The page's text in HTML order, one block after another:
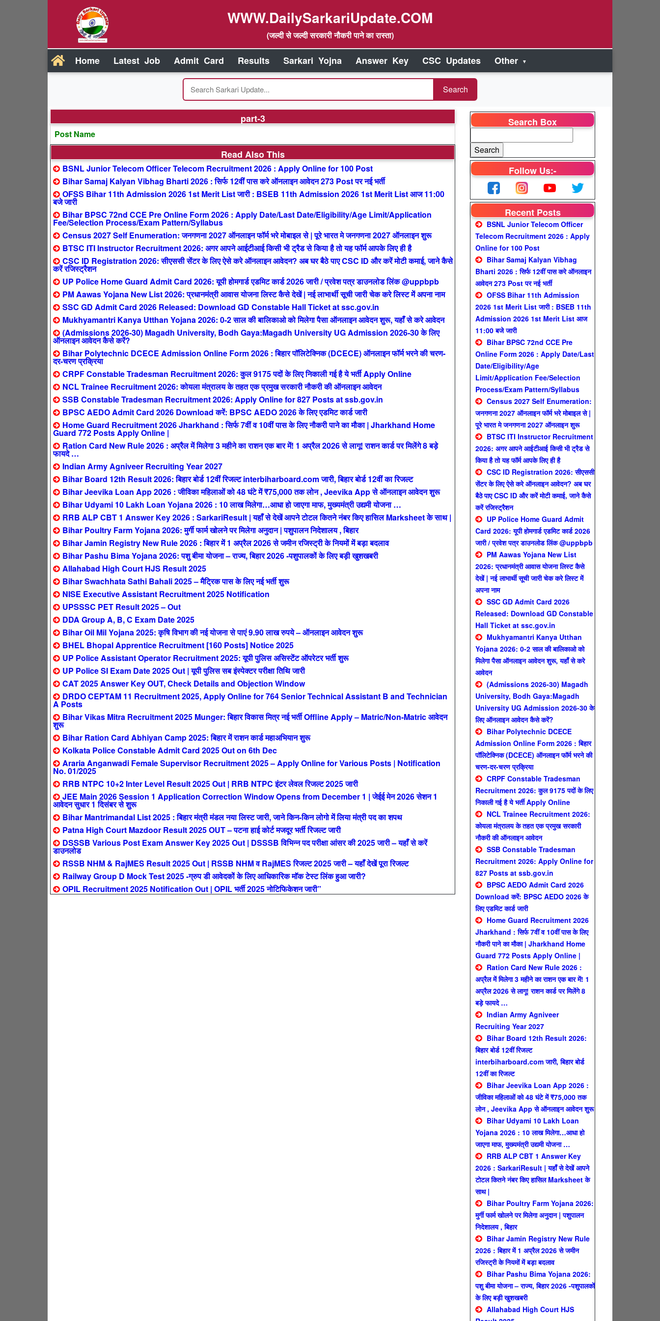
WWW.DailySarkariUpdate.COM
(जल्दी से जल्दी सरकारी नौकरी पाने का रास्ता)
Home Latest Job Admit Card Results Sarkari Yojna Answer Key CSC Updates Other
part-3
Post Name
Read Also This
BSNL Junior Telecom Officer Telecom Recruitment 2026 : Apply Online for 100 Post
Bihar Samaj Kalyan Vibhag Bharti 2026 : सिर्फ 12वीं पास करे ऑनलाइन आवेदन 273 Post पर नई भर्ती
OFSS Bihar 11th Admission 2026 1st Merit List जारी : BSEB 11th Admission 2026 1st Merit List आज 11:00
बजे जारी
Bihar BPSC 72nd CCE Pre Online Form 2026 : Apply Date/Last Date/Eligibility/Age Limit/Application
Fee/Selection Process/Exam Pattern/Syllabus
Census 2027 Self Enumeration: जनगणना 2027 ऑनलाइन फॉर्म भरे मोबाइल से | पूरे भारत मे जनगणना 2027 ऑनलाइन शुरू
BTSC ITI Instructor Recruitment 2026: अगर आपने आईटीआई किसी भी ट्रैड से किया है तो यह फॉर्म आपके लिए ही है
CSC ID Registration 2026: सीएससी सेंटर के लिए ऐसे करे ऑनलाइन आवेदन? अब घर बैठे पाए CSC ID और करें मोटी कमाई, जाने कैसे
करें रजिस्ट्रैशन
UP Police Home Guard Admit Card 2026: यूपी होमगार्ड एडमिट कार्ड 2026 जारी / प्रवेश पत्र डाउनलोड लिंक @uppbpb
PM Aawas Yojana New List 2026: प्रधानमंत्री आवास योजना लिस्ट कैसे देखें | नई लाभार्थी सूची जारी चेक करे लिस्ट में अपना नाम
SSC GD Admit Card 2026 Released: Download GD Constable Hall Ticket at ssc.gov.in
Mukhyamantri Kanya Utthan Yojana 2026: 0-2 साल की बालिकाओ को मिलेगा पैसा ऑनलाइन आवेदन शुरू, यहाँ से करे आवेदन
(Admissions 2026-30) Magadh University, Bodh Gaya:Magadh University UG Admission 2026-30 के लिए
ऑनलाइन आवेदन कैसे करें?
Bihar Polytechnic DCECE Admission Online Form 2026 : बिहार पॉलिटेक्निक (DCECE) ऑनलाइन फॉर्म भरने की चरण-
दर-चरण प्रक्रिया
CRPF Constable Tradesman Recruitment 2026: कुल 9175 पदों के लिए निकाली गई है ये भर्ती Apply Online
NCL Trainee Recruitment 2026: कोयला मंत्रालय के तहत एक प्रमुख सरकारी नौकरी की ऑनलाइन आवेदन
SSB Constable Tradesman Recruitment 2026: Apply Online for 827 Posts at ssb.gov.in
BPSC AEDO Admit Card 2026 Download करें: BPSC AEDO 2026 के लिए एडमिट कार्ड जारी
Home Guard Recruitment 2026 Jharkhand : सिर्फ 7वीं व 10वीं पास के लिए नौकरी पाने का मौका | Jharkhand Home
Guard 772 Posts Apply Online |
Ration Card New Rule 2026 : अप्रैल में मिलेगा 3 महीने का राशन एक बार में! 1 अप्रैल 2026 से लागू! राशन कार्ड पर मिलेंगे 8 बड़े
फायदे …
Indian Army Agniveer Recruiting Year 2027
Bihar Board 12th Result 2026: बिहार बोर्ड 12वीं रिजल्ट interbiharboard.com जारी, बिहार बोर्ड 12वीं का रिजल्ट
Bihar Jeevika Loan App 2026 : जीविका महिलाओं को 48 घंटे में ₹75,000 तक लोन , Jeevika App से ऑनलाइन आवेदन शुरू
Bihar Udyami 10 Lakh Loan Yojana 2026 : 10 लाख मिलेगा…आधा हो जाएगा माफ, मुख्यमंत्री उद्यमी योजना …
RRB ALP CBT 1 Answer Key 2026 : SarkariResult | यहाँ से देखें आपने टोटल कितने नंबर किए हासिल Marksheet के साथ |
Bihar Poultry Farm Yojana 2026: मुर्गी फार्म खोलने पर मिलेगा अनुदान | पशुपालन निदेशालय , बिहार
Bihar Jamin Registry New Rule 2026 : बिहार में 1 अप्रैल 2026 से जमीन रजिस्ट्री के नियमों में बड़ा बदलाव
Bihar Pashu Bima Yojana 2026: पशु बीमा योजना – राज्य, बिहार 2026 -पशुपालकों के लिए बड़ी खुशखबरी
Allahabad High Court HJS Result 2025
Bihar Swachhata Sathi Bahali 2025 – मैट्रिक पास के लिए नई भर्ती शुरू
NISE Executive Assistant Recruitment 2025 Notification
UPSSSC PET Result 2025 – Out
DDA Group A, B, C Exam Date 2025
Bihar Oil Mil Yojana 2025: कृषि विभाग की नई योजना से पाएं 9.90 लाख रुपये – ऑनलाइन आवेदन शुरू
BHEL Bhopal Apprentice Recruitment [160 Posts] Notice 2025
UP Police Assistant Operator Recruitment 2025: यूपी पुलिस असिस्टेंट ऑपरेटर भर्ती शुरू
UP Police SI Exam Date 2025 Out | यूपी पुलिस सब इंस्पेक्टर परीक्षा तिथि जारी
CAT 2025 Answer Key OUT, Check Details and Objection Window
DRDO CEPTAM 11 Recruitment 2025, Apply Online for 764 Senior Technical Assistant B and Technician
A Posts
Bihar Vikas Mitra Recruitment 2025 Munger: बिहार विकास मित्र नई भर्ती Offline Apply – Matric/Non-Matric आवेदन
शुरू
Bihar Ration Card Abhiyan Camp 2025: बिहार में राशन कार्ड महाअभियान शुरू
Kolkata Police Constable Admit Card 2025 Out on 6th Dec
Araria Anganwadi Female Supervisor Recruitment 2025 – Apply Online for Various Posts | Notification
No. 01/2025
RRB NTPC 10+2 Inter Level Result 2025 Out | RRB NTPC इंटर लेवल रिजल्ट 2025 जारी
JEE Main 2026 Session 1 Application Correction Window Opens from December 1 | जेईई मेन 2026 सेशन 1
आवेदन सुधार 1 दिसंबर से शुरू
Bihar Mantrimandal List 2025 : बिहार मंत्री मंडल नया लिस्ट जारी, जाने किन-किन लोगो में लिया मंत्री पद का शपथ
Patna High Court Mazdoor Result 2025 OUT – पटना हाई कोर्ट मजदूर भर्ती रिजल्ट जारी
DSSSB Various Post Exam Answer Key 2025 Out | DSSSB विभिन्न पद परीक्षा आंसर की 2025 जारी – यहाँ से करें
डाउनलोड
RSSB NHM & RajMES Result 2025 Out | RSSB NHM व RajMES रिजल्ट 2025 जारी – यहाँ देखें पूरा रिजल्ट
Railway Group D Mock Test 2025 -ग्रुप डी आवेदकों के लिए आधिकारिक मॉक टेस्ट लिंक हुआ जारी?
OPIL Recruitment 2025 Notification Out | OPIL भर्ती 2025 नोटिफिकेशन जारी”
Search Box
Follow Us:-
Recent Posts
BSNL Junior Telecom Officer
Telecom Recruitment 2026 : Apply
Online for 100 Post
Bihar Samaj Kalyan Vibhag
Bharti 2026 : सिर्फ 12वीं पास करे ऑनलाइन
आवेदन 273 Post पर नई भर्ती
OFSS Bihar 11th Admission
2026 1st Merit List जारी : BSEB 11th
Admission 2026 1st Merit List आज
11:00 बजे जारी
Bihar BPSC 72nd CCE Pre
Online Form 2026 : Apply Date/Last
Date/Eligibility/Age
Limit/Application Fee/Selection
Process/Exam Pattern/Syllabus
Census 2027 Self Enumeration:
जनगणना 2027 ऑनलाइन फॉर्म भरे मोबाइल से |
पूरे भारत मे जनगणना 2027 ऑनलाइन शुरू
BTSC ITI Instructor Recruitment
2026: अगर आपने आईटीआई किसी भी ट्रैड से
किया है तो यह फॉर्म आपके लिए ही है
CSC ID Registration 2026: सीएससी
सेंटर के लिए ऐसे करे ऑनलाइन आवेदन? अब घर
बैठे पाए CSC ID और करें मोटी कमाई, जाने कैसे
करें रजिस्ट्रैशन
UP Police Home Guard Admit
Card 2026: यूपी होमगार्ड एडमिट कार्ड 2026
जारी / प्रवेश पत्र डाउनलोड लिंक @uppbpb
PM Aawas Yojana New List
2026: प्रधानमंत्री आवास योजना लिस्ट कैसे
देखें | नई लाभार्थी सूची जारी चेक करे लिस्ट में
अपना नाम
SSC GD Admit Card 2026
Released: Download GD Constable
Hall Ticket at ssc.gov.in
Mukhyamantri Kanya Utthan
Yojana 2026: 0-2 साल की बालिकाओ को
मिलेगा पैसा ऑनलाइन आवेदन शुरू, यहाँ से करे
आवेदन
(Admissions 2026-30) Magadh
University, Bodh Gaya:Magadh
University UG Admission 2026-30 के
लिए ऑनलाइन आवेदन कैसे करें?
Bihar Polytechnic DCECE
Admission Online Form 2026 : बिहार
पॉलिटेक्निक (DCECE) ऑनलाइन फॉर्म भरने की
चरण-दर-चरण प्रक्रिया
CRPF Constable Tradesman
Recruitment 2026: कुल 9175 पदों के लिए
निकाली गई है ये भर्ती Apply Online
NCL Trainee Recruitment 2026:
कोयला मंत्रालय के तहत एक प्रमुख सरकारी
नौकरी की ऑनलाइन आवेदन
SSB Constable Tradesman
Recruitment 2026: Apply Online for
827 Posts at ssb.gov.in
BPSC AEDO Admit Card 2026
Download करें: BPSC AEDO 2026 के
लिए एडमिट कार्ड जारी
Home Guard Recruitment 2026
Jharkhand : सिर्फ 7वीं व 10वीं पास के लिए
नौकरी पाने का मौका | Jharkhand Home
Guard 772 Posts Apply Online |
Ration Card New Rule 2026 :
अप्रैल में मिलेगा 3 महीने का राशन एक बार में! 1
अप्रैल 2026 से लागू! राशन कार्ड पर मिलेंगे 8
बड़े फायदे …
Indian Army Agniveer
Recruiting Year 2027
Bihar Board 12th Result 2026:
बिहार बोर्ड 12वीं रिजल्ट
interbiharboard.com जारी, बिहार बोर्ड
12वीं का रिजल्ट
Bihar Jeevika Loan App 2026 :
जीविका महिलाओं को 48 घंटे में ₹75,000 तक
लोन , Jeevika App से ऑनलाइन आवेदन शुरू
Bihar Udyami 10 Lakh Loan
Yojana 2026 : 10 लाख मिलेगा…आधा हो
जाएगा माफ, मुख्यमंत्री उद्यमी योजना …
RRB ALP CBT 1 Answer Key
2026 : SarkariResult | यहाँ से देखें आपने
टोटल कितने नंबर किए हासिल Marksheet के
साथ |
Bihar Poultry Farm Yojana 2026:
मुर्गी फार्म खोलने पर मिलेगा अनुदान | पशुपालन
निदेशालय , बिहार
Bihar Jamin Registry New Rule
2026 : बिहार में 1 अप्रैल 2026 से जमीन
रजिस्ट्री के नियमों में बड़ा बदलाव
Bihar Pashu Bima Yojana 2026:
पशु बीमा योजना – राज्य, बिहार 2026 -पशुपालकों
के लिए बड़ी खुशखबरी
Allahabad High Court HJS